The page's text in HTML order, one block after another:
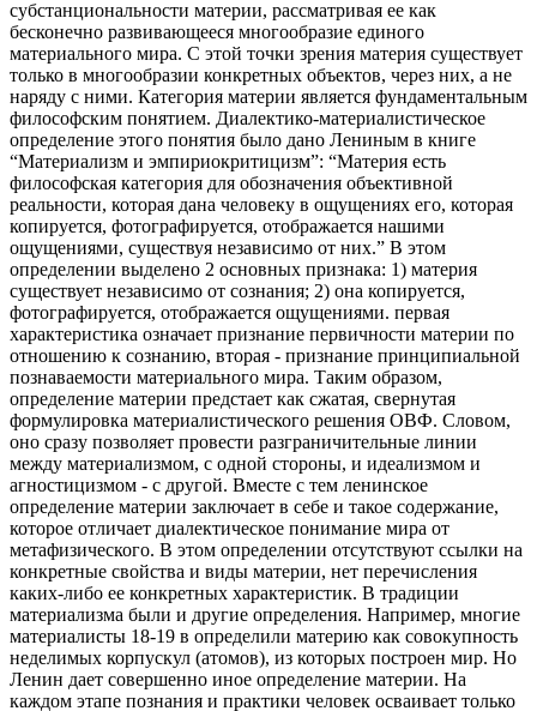
субстанциональности материи, рассматривая ее как
бесконечно развивающееся многообразие единого
материального мира. С этой точки зрения материя существует
только в многообразии конкретных объектов, через них, а не
наряду с ними. Категория материи является фундаментальным
философским понятием. Диалектико-материалистическое
определение этого понятия было дано Лениным в книге
“Материализм и эмпириокритицизм”: “Материя есть
философская категория для обозначения объективной
реальности, которая дана человеку в ощущениях его, которая
копируется, фотографируется, отображается нашими
ощущениями, существуя независимо от них.” В этом
определении выделено 2 основных признака: 1) материя
существует независимо от сознания; 2) она копируется,
фотографируется, отображается ощущениями. первая
характеристика означает признание первичности материи по
отношению к сознанию, вторая - признание принципиальной
познаваемости материального мира. Таким образом,
определение материи предстает как сжатая, свернутая
формулировка материалистического решения ОВФ. Словом,
оно сразу позволяет провести разграничительные линии
между материализмом, с одной стороны, и идеализмом и
агностицизмом - с другой. Вместе с тем ленинское
определение материи заключает в себе и такое содержание,
которое отличает диалектическое понимание мира от
метафизического. В этом определении отсутствуют ссылки на
конкретные свойства и виды материи, нет перечисления
каких-либо ее конкретных характеристик. В традиции
материализма были и другие определения. Например, многие
материалисты 18-19 в определили материю как совокупность
неделимых корпускул (атомов), из которых построен мир. Но
Ленин дает совершенно иное определение материи. На
каждом этапе познания и практики человек осваивает только